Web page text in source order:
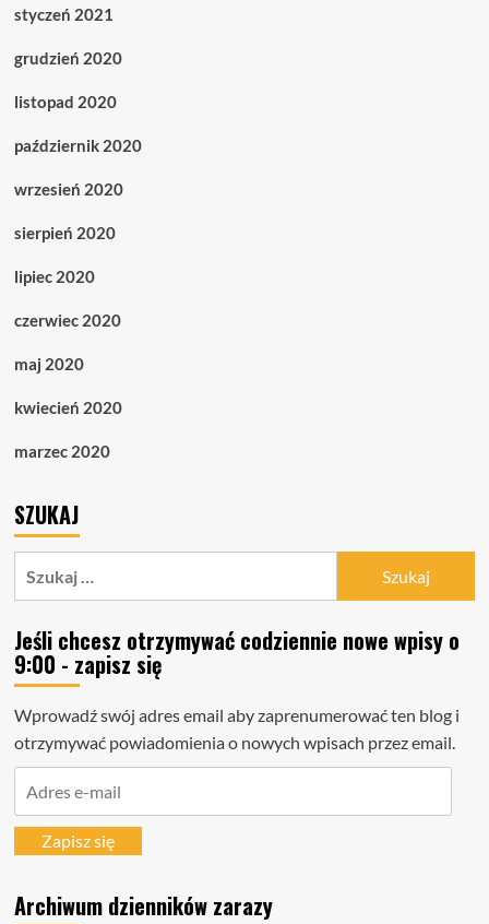
styczeń 2021
grudzień 2020
listopad 2020
październik 2020
wrzesień 2020
sierpień 2020
lipiec 2020
czerwiec 2020
maj 2020
kwiecień 2020
marzec 2020
SZUKAJ
Jeśli chcesz otrzymywać codziennie nowe wpisy o
9:00 - zapisz się
Wprowadź swój adres email aby zaprenumerować ten blog i
otrzymywać powiadomienia o nowych wpisach przez email.
mailZapisz się
Archiwum dzienników zarazy